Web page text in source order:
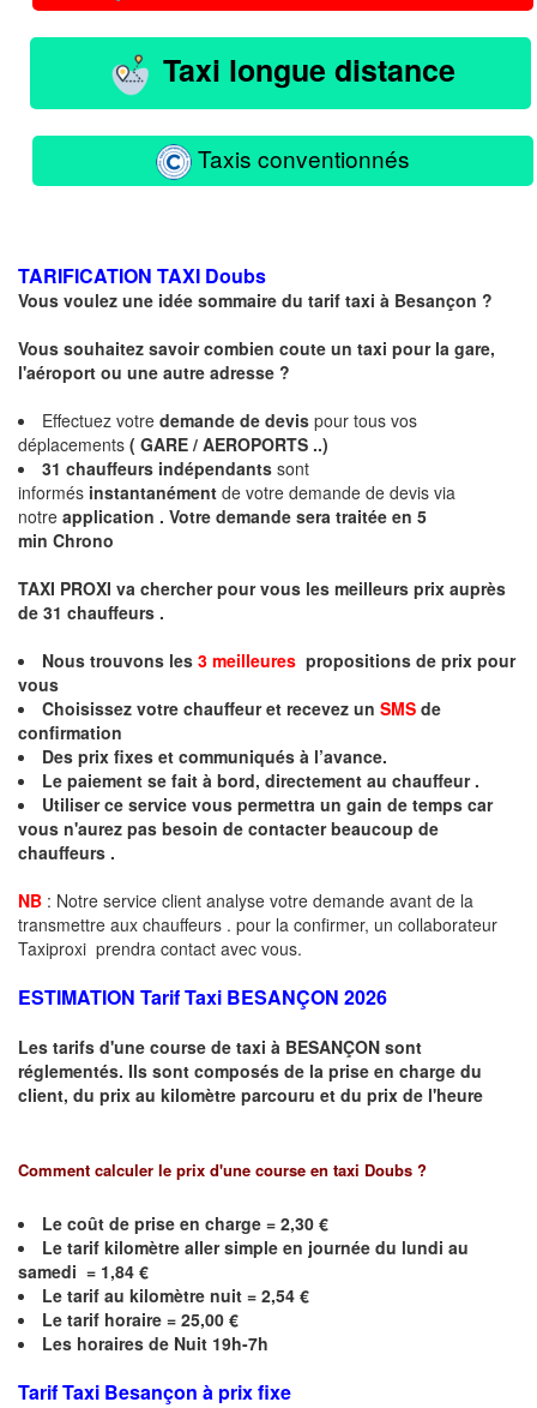
Taxi longue distance
Taxis conventionnés
TARIFICATION TAXI Doubs
Vous voulez une idée sommaire du tarif taxi à Besançon ?
Vous souhaitez savoir combien coute un taxi pour la gare,
l'aéroport ou une autre adresse ?
Effectuez votre demande de devis pour tous vos
déplacements ( GARE / AEROPORTS ..)
31 chauffeurs indépendants sont
informés instantanément de votre demande de devis via
notre application . Votre demande sera traitée en 5
min Chrono
TAXI PROXI va chercher pour vous les meilleurs prix auprès
de 31 chauffeurs .
Nous trouvons les 3 meilleures propositions de prix pour
vous
Choisissez votre chauffeur et recevez un SMS de
confirmation
Des prix fixes et communiqués à l’avance.
Le paiement se fait à bord, directement au chauffeur .
Utiliser ce service vous permettra un gain de temps car
vous n'aurez pas besoin de contacter beaucoup de
chauffeurs .
NB : Notre service client analyse votre demande avant de la
transmettre aux chauffeurs . pour la confirmer, un collaborateur
Taxiproxi prendra contact avec vous.
ESTIMATION Tarif Taxi BESANÇON 2026
Les tarifs d'une course de taxi à BESANÇON sont
réglementés. Ils sont composés de la prise en charge du
client, du prix au kilomètre parcouru et du prix de l'heure
Comment calculer le prix d'une course en taxi Doubs ?
Le coût de prise en charge = 2,30 €
Le tarif kilomètre aller simple en journée du lundi au
samedi = 1,84 €
Le tarif au kilomètre nuit = 2,54 €
Le tarif horaire = 25,00 €
Les horaires de Nuit 19h-7h
Tarif Taxi Besançon à prix fixe